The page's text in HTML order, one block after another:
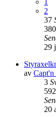
2
37
29
av Capt'n
3
20